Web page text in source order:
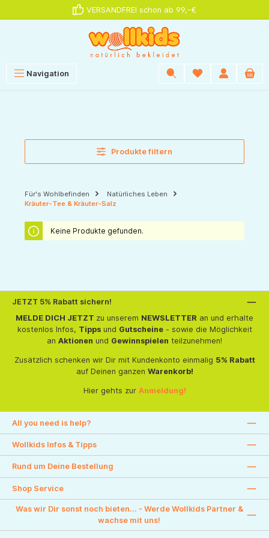
VERSANDFREI schon ab 99,-€
Navigation
Produkte filtern
Für's Wohlbefinden
Natürliches Leben
Kräuter-Tee & Kräuter-Salz
Keine Produkte gefunden.
JETZT 5% Rabatt sichern!
MELDE DICH JETZT zu unserem NEWSLETTER an und erhalte
kostenlos Infos, Tippsund Gutscheine- sowie die Möglichkeit
an Aktionen und Gewinnspielen teilzunehmen!
Zusätzlich schenken wir Dir mit Kundenkonto einmalig 5% Rabatt
auf Deinen ganzen Warenkorb!
Hier gehts zur Anmeldung!
All you need is help?
Wollkids Infos & Tipps
Rund um Deine Bestellung
Shop Service
Was wir Dir sonst noch bieten... - Werde Wollkids Partner &
wachse mit uns!